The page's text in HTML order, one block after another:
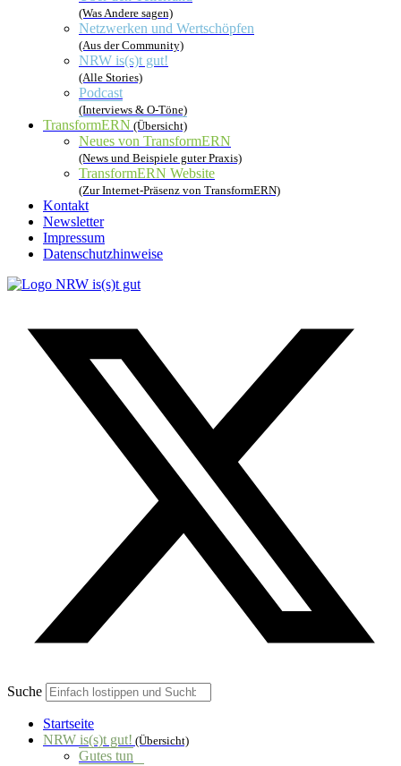
(Was Andere sagen)
Netzwerken und Wertschöpfen
(Aus der Community)
NRW is(s)t gut!
(Alle Stories)
Podcast
(Interviews & O-Töne)
TransformERN (Übersicht)
Neues von TransformERN
(News und Beispiele guter Praxis)
TransformERN Website
(Zur Internet-Präsenz von TransformERN)
Kontakt
Newsletter
Impressum
Datenschutzhinweise
Suche
Startseite
NRW is(s)t gut! (Übersicht)
Gutes tun